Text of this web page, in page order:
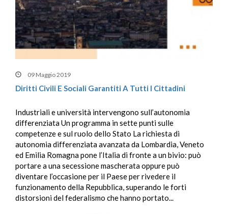
09 Maggio 2019
Diritti Civili E Sociali Garantiti A Tutti I Cittadini
Industriali e università intervengono sull’autonomia
differenziata Un programma in sette punti sulle
competenze e sul ruolo dello Stato La richiesta di
autonomia differenziata avanzata da Lombardia, Veneto
ed Emilia Romagna pone l’Italia di fronte a un bivio: può
portare a una secessione mascherata oppure può
diventare l’occasione per il Paese per rivedere il
funzionamento della Repubblica, superando le forti
distorsioni del federalismo che hanno portato...